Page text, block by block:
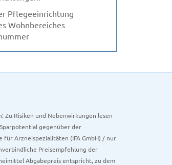
Pflegeeinrichtung
Wohnbereiches
Risiken und Nebenwirkungen lesen
gegenüber der
Arzneispezialitäten (IFA GmbH) / nur
Preisempfehlung der
Abgabepreis entspricht, zu dem